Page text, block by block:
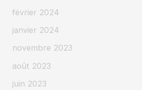
février 2024
janvier 2024
novembre 2023
août 2023
juin 2023